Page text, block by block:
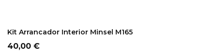
Kit Arrancador Interior Minsel M165
Precio
40,00 €